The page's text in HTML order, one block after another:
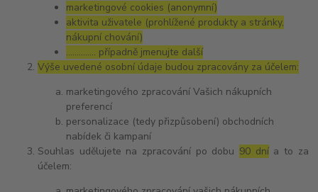
marketingové cookies (anonymní)
aktivita uživatele (prohlížené produkty a stránky,
nákupní chování)
………….. případně jmenujte další
Výše uvedené osobní údaje budou zpracovány za účelem:
marketingového zpracování Vašich nákupních
preferencí
personalizace (tedy přizpůsobení) obchodních
nabídek či kampaní
Souhlas udělujete na zpracování po dobu 90 dnía to za
účelem: